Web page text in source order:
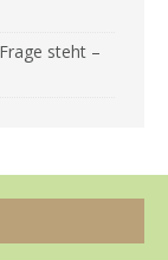
steht –